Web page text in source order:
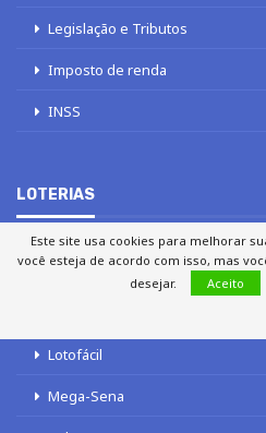
Legislação e Tributos
Imposto de renda
INSS
LOTERIAS
Loterias
Lotofácil
Mega-Sena
Este site usa cookies para melhorar
você esteja de acordo com isso, mas
desejar.
Aceito